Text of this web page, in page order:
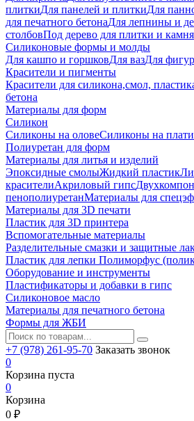
плиткиДля панелей и плиткиДля
для печатного бетонаДля лепнины и
столбовПод дерево для плитки и камня
Силиконовые формы и молды
Для кашпо и горшковДля вазДля
Красители и пигменты
Красители для силикона,смол,
бетона
Материалы для форм
Силикон
Силиконы на оловеСиликоны на
Полиуретан для форм
Материалы для литья и изделий
Эпоксидные смолыЖидкий пластик
красителиАкриловый гипс
пенополиуретанМатериалы для
Материалы для 3D печати
Пластик для 3D принтера
Вспомогательные материалы
Разделительные смазки и защитные
Пластик для лепки Полиморфус
Оборудование и инструменты
Пластификаторы и добавки в гипс
Силиконовое масло
Материалы для печатного бетона
Формы для ЖБИ
+7 (978) 261-95-70 Заказать звонок
0
Корзина пуста
0
Корзина
0 ₽